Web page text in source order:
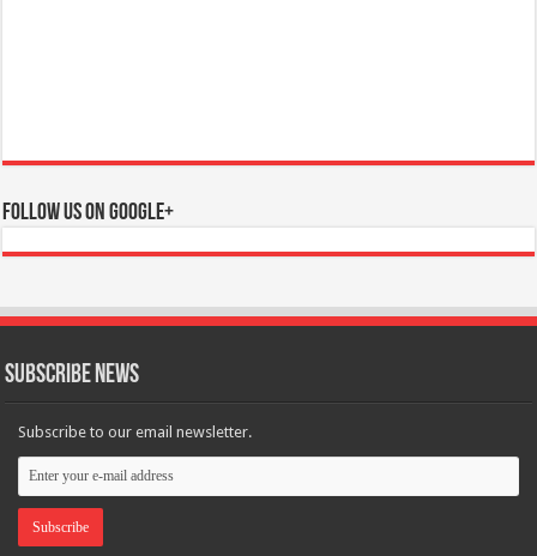
Follow us on Google+
Subscribe News
Subscribe to our email newsletter.